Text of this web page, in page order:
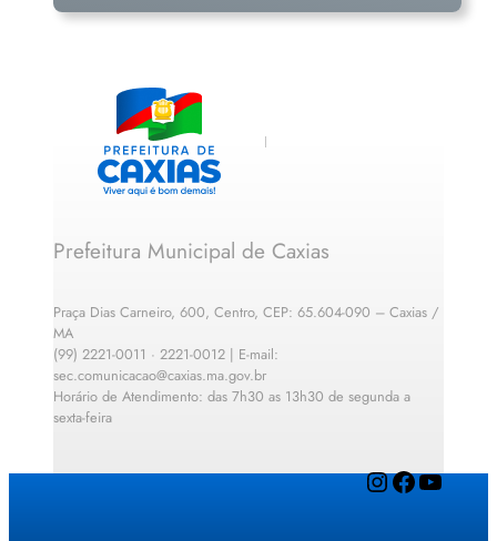
Prefeitura Municipal de Caxias
Praça Dias Carneiro, 600, Centro, CEP: 65.604-090 – Caxias /
MA
(99) 2221-0011 · 2221-0012 | E-mail:
sec.comunicacao@caxias.ma.gov.br
Horário de Atendimento: das 7h30 as 13h30 de segunda a
sexta-feira
InstagramFacebook YouTube